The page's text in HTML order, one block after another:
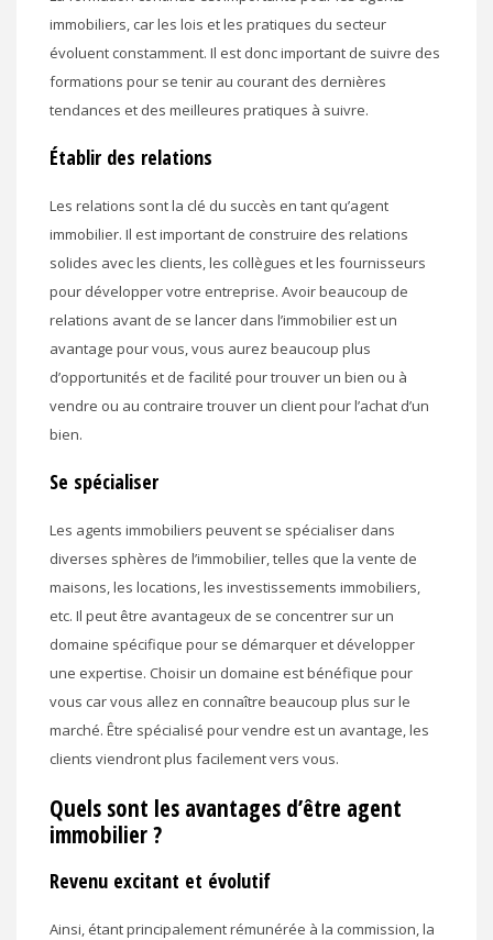
immobiliers, car les lois et les pratiques du secteur
évoluent constamment. Il est donc important de suivre des
formations pour se tenir au courant des dernières
tendances et des meilleures pratiques à suivre.
Établir des relations
Les relations sont la clé du succès en tant qu’agent
immobilier. Il est important de construire des relations
solides avec les clients, les collègues et les fournisseurs
pour développer votre entreprise. Avoir beaucoup de
relations avant de se lancer dans l’immobilier est un
avantage pour vous, vous aurez beaucoup plus
d’opportunités et de facilité pour trouver un bien ou à
vendre ou au contraire trouver un client pour l’achat d’un
bien.
Se spécialiser
Les agents immobiliers peuvent se spécialiser dans
diverses sphères de l’immobilier, telles que la vente de
maisons, les locations, les investissements immobiliers,
etc. Il peut être avantageux de se concentrer sur un
domaine spécifique pour se démarquer et développer
une expertise. Choisir un domaine est bénéfique pour
vous car vous allez en connaître beaucoup plus sur le
marché. Être spécialisé pour vendre est un avantage, les
clients viendront plus facilement vers vous.
Quels sont les avantages d’être agent
immobilier ?
Revenu excitant et évolutif
Ainsi, étant principalement rémunérée à la commission, la